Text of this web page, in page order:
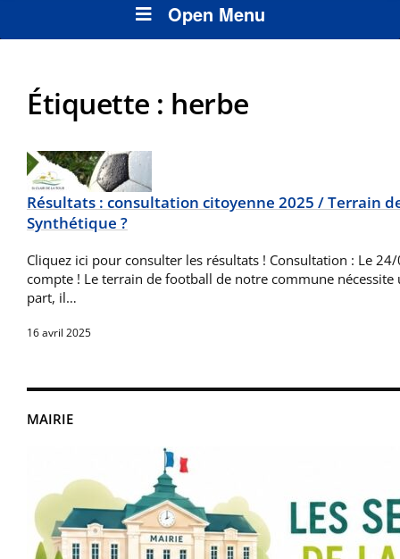
Open Menu
MAIRIE
Étiquette : herbe
Résultats : consultation citoyenne 2025 / Terrain
Synthétique ?
Cliquez ici pour consulter les résultats ! Consultation : Le
compte ! Le terrain de football de notre commune nécessite
part, il…
16 avril 2025